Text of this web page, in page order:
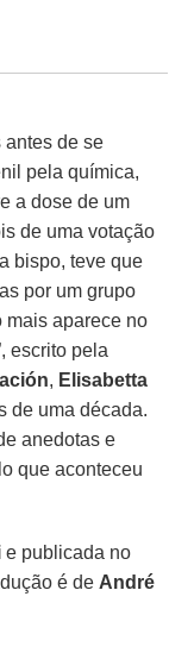
antes de se
pela química,
a dose de um
de uma votação
bispo, teve que
por um grupo
mais aparece no
escrito pela
, Elisabetta
de uma década.
anedotas e
que aconteceu
e publicada no
é de André